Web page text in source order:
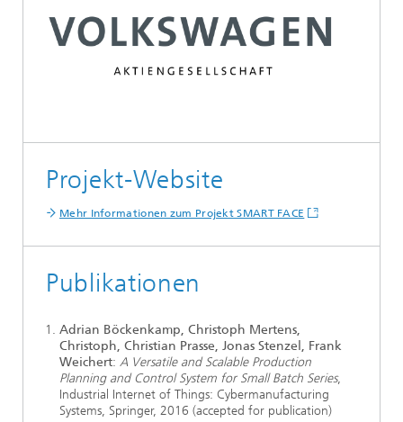
Projekt-Website
Mehr Informationen zum Projekt SMART FACE
Publikationen
Adrian Böckenkamp, Christoph Mertens,
Christoph, Christian Prasse, Jonas Stenzel, Frank
Weichert: A Versatile and Scalable Production
Planning and Control System for Small Batch Series,
Industrial Internet of Things: Cybermanufacturing
Systems, Springer, 2016 (accepted for publication)